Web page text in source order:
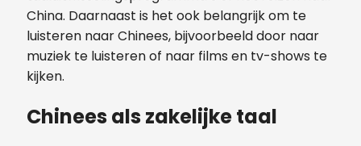
China. Daarnaast is het ook belangrijk om te
luisteren naar Chinees, bijvoorbeeld door naar
muziek te luisteren of naar films en tv-shows te
kijken.
Chinees als zakelijke taal